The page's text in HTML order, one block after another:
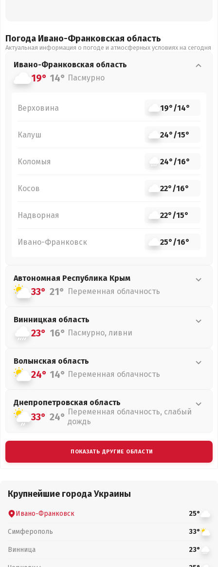
Погода Ивано-Франковская область
Актуальная информация о погоде и атмосферных условиях на сегодня
Ивано-Франковская область
19° 14° Пасмурно
Верховина 19°/14°
Калуш 24°/15°
Коломыя 24°/16°
Косов 22°/16°
Надворная 22°/15°
Ивано-Франковск 25°/16°
Автономная Республика Крым
33° 21° Переменная облачность
Винницкая область
23° 16° Пасмурно, ливни
Волынская область
24° 14° Переменная облачность
Днепропетровская область
33° 24° Переменная облачность, слабый
дождь
ПОКАЗАТЬ ДРУГИЕ ОБЛАСТИ
Крупнейшие города Украины
Ивано-Франковск 25°
Симферополь 33°
Винница 23°